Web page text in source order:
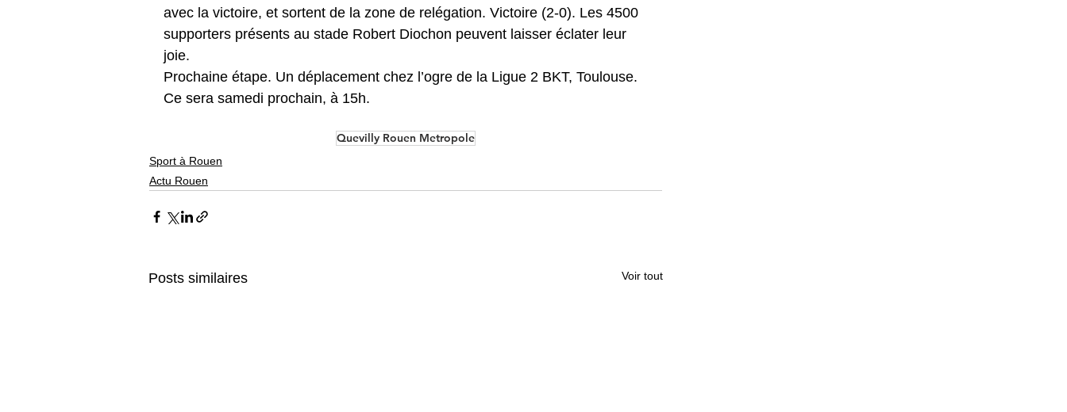
avec la victoire, et sortent de la zone de relégation. Victoire (2-0). Les 4500
supporters présents au stade Robert Diochon peuvent laisser éclater leur
joie.
Prochaine étape. Un déplacement chez l’ogre de la Ligue 2 BKT, Toulouse.
Ce sera samedi prochain, à 15h.
Quevilly Rouen Metropole
Sport à Rouen
Actu Rouen
Posts similaires Voir tout